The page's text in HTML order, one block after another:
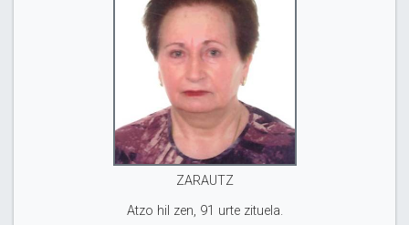
ZARAUTZ
Atzo hil zen, 91 urte zituela.